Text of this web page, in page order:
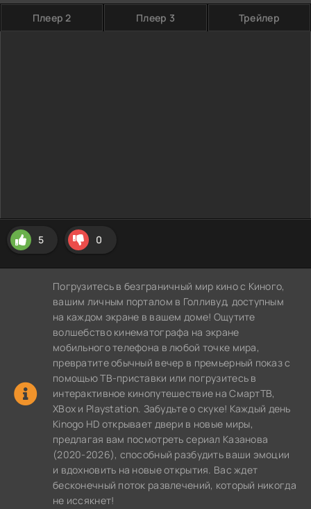
Плеер 2 Плеер 3 Трейлер
5 0
Погрузитесь в безграничный мир кино с Киного,
вашим личным порталом в Голливуд, доступным
на каждом экране в вашем доме! Ощутите
волшебство кинематографа на экране
мобильного телефона в любой точке мира,
превратите обычный вечер в премьерный показ с
помощью ТВ-приставки или погрузитесь в
интерактивное кинопутешествие на СмартТВ,
XBox и Playstation. Забудьте о скуке! Каждый день
Kinogo HD открывает двери в новые миры,
предлагая вам посмотреть сериал Казанова
(2020-2026), способный разбудить ваши эмоции
и вдохновить на новые открытия. Вас ждет
бесконечный поток развлечений, который никогда
не иссякнет!